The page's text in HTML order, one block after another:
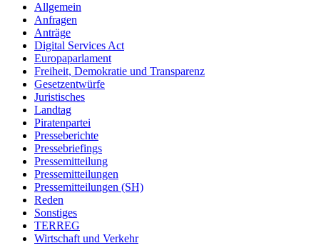
Allgemein
Anfragen
Anträge
Digital Services Act
Europaparlament
Freiheit, Demokratie und Transparenz
Gesetzentwürfe
Juristisches
Landtag
Piratenpartei
Presseberichte
Pressebriefings
Pressemitteilung
Pressemitteilungen
Pressemitteilungen (SH)
Reden
Sonstiges
TERREG
Wirtschaft und Verkehr